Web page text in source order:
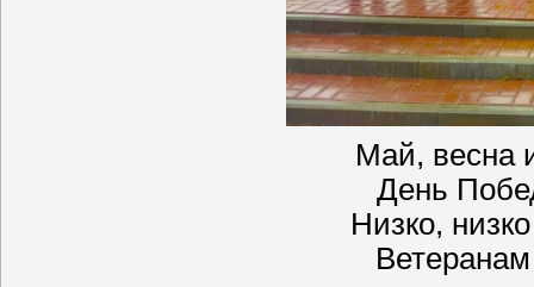
Май, весна
День
Низко,